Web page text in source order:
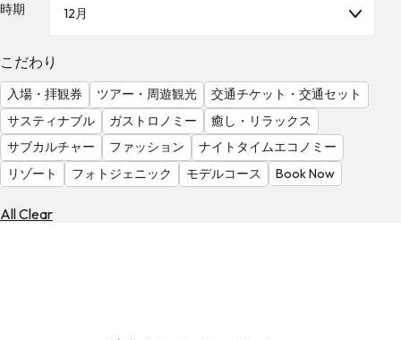
調
べ
る
天
気
を
見
る
時期 12月
こだわり
入場・拝観券 ツアー・周遊観光
交通チケット・交通セット
サスティナブル
ガストロノミー
癒し・リラックス
サブカルチャー
ファッション
ナイトタイムエコノミー
リゾート
フォトジェニック モデルコース Book Now
All Clear